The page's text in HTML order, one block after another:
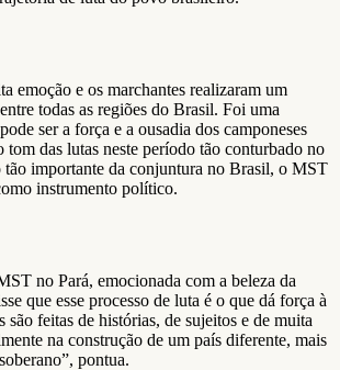
emoção e os marchantes realizaram um
todas as regiões do Brasil. Foi uma
ser a força e a ousadia dos camponeses
tom das lutas neste período tão conturbado no
importante da conjuntura no Brasil, o MST
instrumento político.
no Pará, emocionada com a beleza da
que esse processo de luta é o que dá força à
são feitas de histórias, de sujeitos e de muita
na construção de um país diferente, mais
pontua.